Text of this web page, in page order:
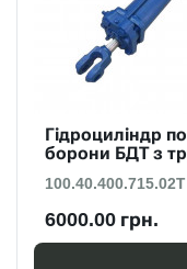
Гідроциліндр
борони БДТ з
100.40.400.715.02Т
6000.00 грн.